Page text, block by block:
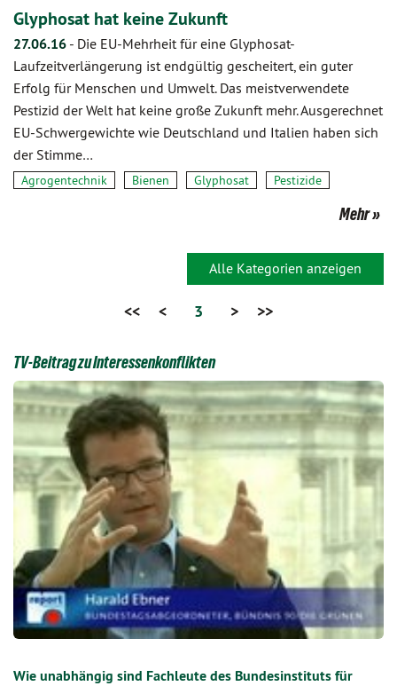
Glyphosat hat keine Zukunft
27.06.16 - Die EU-Mehrheit für eine Glyphosat-
Laufzeitverlängerung ist endgültig gescheitert, ein guter
Erfolg für Menschen und Umwelt. Das meistverwendete
Pestizid der Welt hat keine große Zukunft mehr. Ausgerechnet
EU-Schwergewichte wie Deutschland und Italien haben sich
der Stimme…
Agrogentechnik Bienen Glyphosat Pestizide
Mehr
Alle Kategorien anzeigen
<< < 3 > >>
TV-Beitrag zu Interessenkonflikten
Wie unabhängig sind Fachleute des Bundesinstituts für